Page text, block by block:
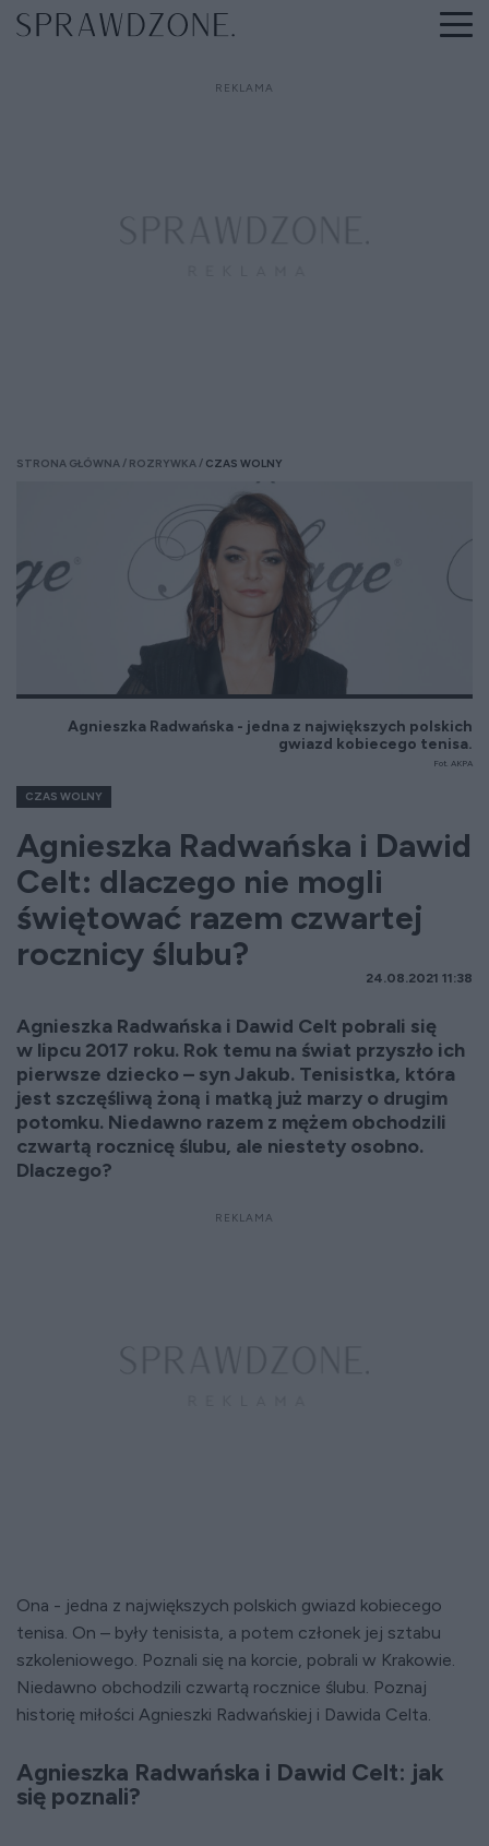
STRONA GŁÓWNA ROZRYWKA CZAS WOLNY
Agnieszka Radwańska - jedna z największych polskich
gwiazd kobiecego tenisa.
Fot. AKPA
CZAS WOLNY
Agnieszka Radwańska i Dawid
Celt: dlaczego nie mogli
świętować razem czwartej
rocznicy ślubu?
24.08.2021 11:38
Agnieszka Radwańska i Dawid Celt pobrali się
w lipcu 2017 roku. Rok temu na świat przyszło ich
pierwsze dziecko – syn Jakub. Tenisistka, która
jest szczęśliwą żoną i matką już marzy o drugim
potomku. Niedawno razem z mężem obchodzili
czwartą rocznicę ślubu, ale niestety osobno.
Dlaczego?
Ona - jedna z największych polskich gwiazd kobiecego
tenisa. On – były tenisista, a potem członek jej sztabu
szkoleniowego. Poznali się na korcie, pobrali w Krakowie.
Niedawno obchodzili czwartą rocznice ślubu. Poznaj
historię miłości Agnieszki Radwańskiej i Dawida Celta.
Agnieszka Radwańska i Dawid Celt: jak
się poznali?